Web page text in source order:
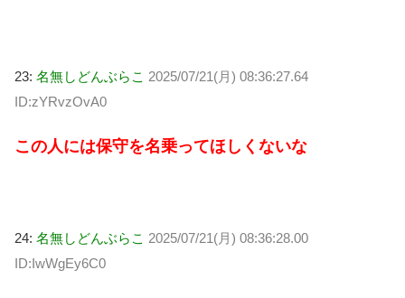
23: 名無しどんぶらこ 2025/07/21(月) 08:36:27.64
ID:zYRvzOvA0
この人には保守を名乗ってほしくないな
24: 名無しどんぶらこ 2025/07/21(月) 08:36:28.00
ID:IwWgEy6C0